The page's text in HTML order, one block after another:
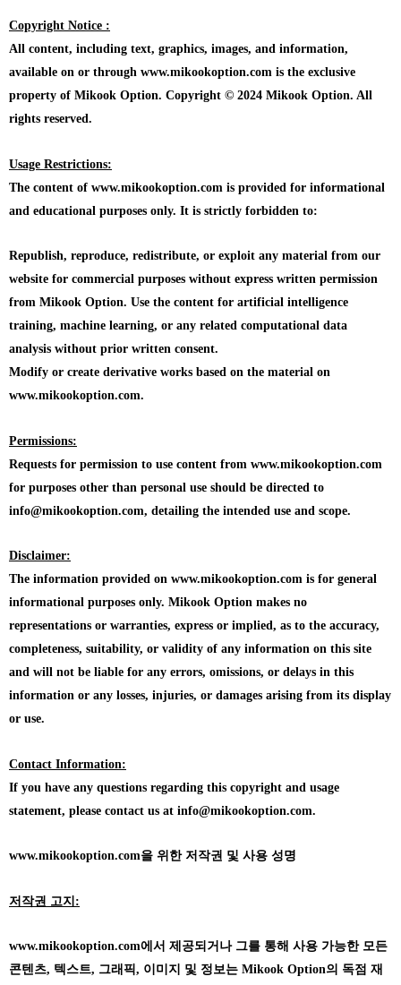
Copyright Notice :
All content, including text, graphics, images, and information,
available on or through www.mikookoption.com is the exclusive
property of Mikook Option. Copyright © 2024 Mikook Option. All
rights reserved.
Usage Restrictions:
The content of www.mikookoption.com is provided for informational
and educational purposes only. It is strictly forbidden to:
Republish, reproduce, redistribute, or exploit any material from our
website for commercial purposes without express written permission
from Mikook Option. Use the content for artificial intelligence
training, machine learning, or any related computational data
analysis without prior written consent.
Modify or create derivative works based on the material on
www.mikookoption.com.
Permissions:
Requests for permission to use content from www.mikookoption.com
for purposes other than personal use should be directed to
info@mikookoption.com, detailing the intended use and scope.
Disclaimer:
The information provided on www.mikookoption.com is for general
informational purposes only. Mikook Option makes no
representations or warranties, express or implied, as to the accuracy,
completeness, suitability, or validity of any information on this site
and will not be liable for any errors, omissions, or delays in this
information or any losses, injuries, or damages arising from its display
or use.
Contact Information:
If you have any questions regarding this copyright and usage
statement, please contact us at info@mikookoption.com.
www.mikookoption.com을 위한 저작권 및 사용 성명
저작권 고지:
www.mikookoption.com에서 제공되거나 그를 통해 사용 가능한 모든
콘텐츠, 텍스트, 그래픽, 이미지 및 정보는 Mikook Option의 독점 재